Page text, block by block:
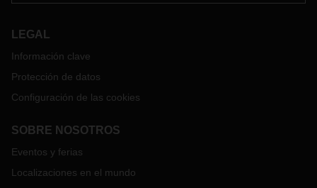
LEGAL
Información clave
Protección de datos
Configuración de las cookies
SOBRE NOSOTROS
Eventos y ferias
Localizaciones en el mundo